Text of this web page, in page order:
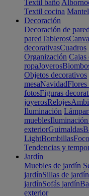
Textil baño
Textil cocina
Decoración
Decoración de pared
paredTableros
decorativasCuadros
Organización Cajas
ropaJoyeros
Objetos decorativos
mesaNavidad
fotosFiguras
joyerosRelojes
Iluminación
muebles
exteriorGuirnaldas
LightBombillas
Tendencias y
Jardín
Muebles de jardín
jardínSillas de jardín
jardínSofás jardín
exterior